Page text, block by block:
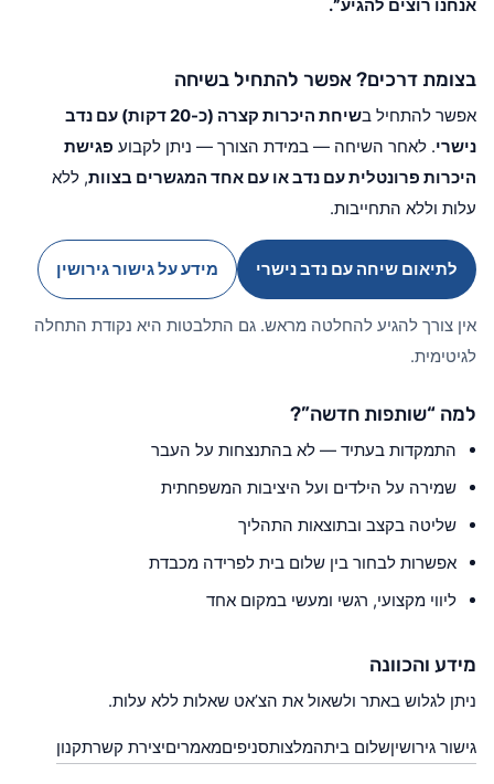
אנחנו רוצים להגיע”.
בצומת דרכים? אפשר להתחיל בשיחה
אפשר להתחיל ב
שיחת היכרות קצרה (כ-20 דקות) עם נדב
נישרי. לאחר השיחה — במידת הצורך — ניתן לקבוע פגישת
היכרות פרונטלית עם נדב או עם אחד המגשרים בצוות, ללא
עלות וללא התחייבות.
לתיאום שיחה עם נדב נישרי מידע על גישור גירושין
אין צורך להגיע להחלטה מראש. גם התלבטות היא נקודת התחלה
לגיטימית.
למה “שותפות חדשה”?
התמקדות בעתיד — לא בהתנצחות על העבר
שמירה על הילדים ועל היציבות המשפחתית
שליטה בקצב ובתוצאות התהליך
אפשרות לבחור בין שלום בית לפרידה מכבדת
ליווי מקצועי, רגשי ומעשי במקום אחד
מידע והכוונה
ניתן לגלוש באתר ולשאול את הצ’אט שאלות ללא עלות.
גישור גירושיןשלום ביתהמלצותסניפיםמאמריםיצירת קשרתקנון